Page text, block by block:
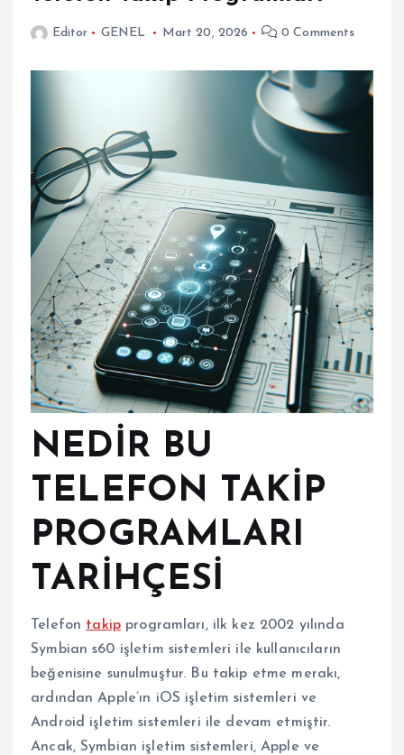
Editor GENEL Mart 20, 2026 0 Comments
NEDİR BU
TELEFON TAKİP
PROGRAMLARI
TARİHÇESİ
Telefon takipprogramları, ilk kez 2002 yılında
Symbian s60 işletim sistemleri ile kullanıcıların
beğenisine sunulmuştur. Bu takip etme merakı,
ardından Apple’ın iOS işletim sistemleri ve
Android işletim sistemleri ile devam etmiştir.
Ancak, Symbian işletim sistemleri, Apple ve